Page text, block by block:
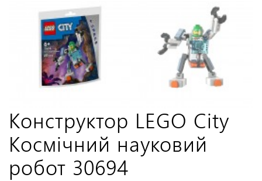
Конструктор LEGO City
Космічний науковий
робот 30694